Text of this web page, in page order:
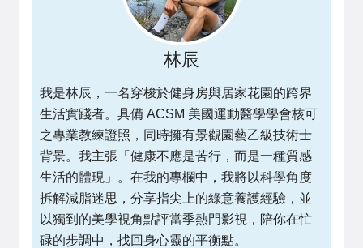
林辰
我是林辰，一名穿梭於健身房與居家花園的跨界
生活實踐者。具備 ACSM 美國運動醫學學會核可
之專業教練證照，同時擁有景觀園藝乙級技術士
背景。我主張「健康不應是苦行，而是一種質感
生活的體現」。在我的專欄中，我將以科學角度
拆解減脂迷思，分享指尖上的綠意養護經驗，並
以獨到的美學視角點評當季熱門影視，陪你在忙
碌的步調中，找回身心靈的平衡點。